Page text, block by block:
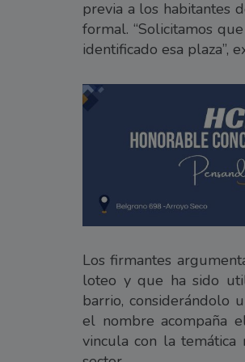
previa a los habitantes
formal. “Solicitamos
identificado esa plaza”,
Los firmantes
loteo y que ha sido
barrio, considerándolo
el nombre acompaña
vincula con la temática